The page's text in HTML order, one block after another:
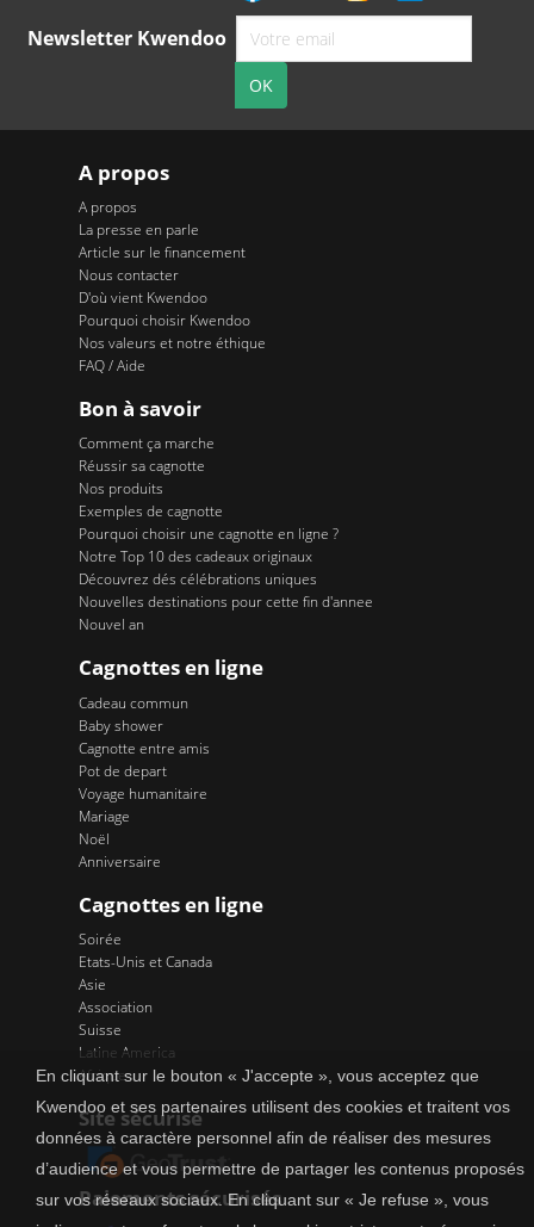
Newsletter Kwendoo
A propos
A propos
La presse en parle
Article sur le financement
Nous contacter
D'où vient Kwendoo
Pourquoi choisir Kwendoo
Nos valeurs et notre éthique
FAQ / Aide
Bon à savoir
Comment ça marche
Réussir sa cagnotte
Nos produits
Exemples de cagnotte
Pourquoi choisir une cagnotte en ligne ?
Notre Top 10 des cadeaux originaux
Découvrez dés célébrations uniques
Nouvelles destinations pour cette fin d'annee
Nouvel an
Cagnottes en ligne
Cadeau commun
Baby shower
Cagnotte entre amis
Pot de depart
Voyage humanitaire
Mariage
Noël
Anniversaire
Cagnottes en ligne
Soirée
Etats-Unis et Canada
Asie
Association
Suisse
Latine America
Afrique
Site sécurisé
Paiements sécurisés
En cliquant sur le bouton « J'accepte », vous acceptez que
Kwendoo et ses partenaires utilisent des cookies et traitent vos
données à caractère personnel afin de réaliser des mesures
d’audience et vous permettre de partager les contenus proposés
sur vos réseaux sociaux. En cliquant sur « Je refuse », vous